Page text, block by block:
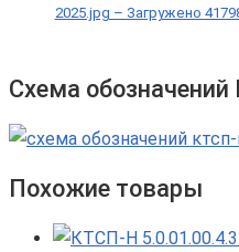
2025.jpg – Загружено
Схема
Похожие товары